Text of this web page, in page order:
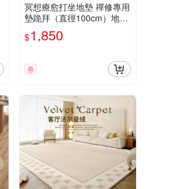
冥想療愈打坐地墊 禪修專用
墊跪拜（直徑100cm）地墊
復古圓形地毯
$1,850
券